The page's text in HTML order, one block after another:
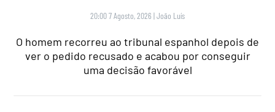
20:00 7 Agosto, 2026 |João Luís
O homem recorreu ao tribunal espanhol depois de
ver o pedido recusado e acabou por conseguir
uma decisão favorável